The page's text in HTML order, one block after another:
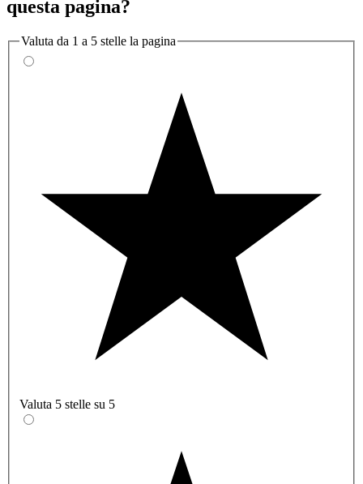
questa pagina?
Valuta da 1 a 5 stelle la pagina
Valuta 5 stelle su 5